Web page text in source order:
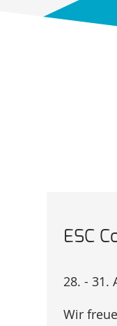
ESC
28. - 31.
Wir